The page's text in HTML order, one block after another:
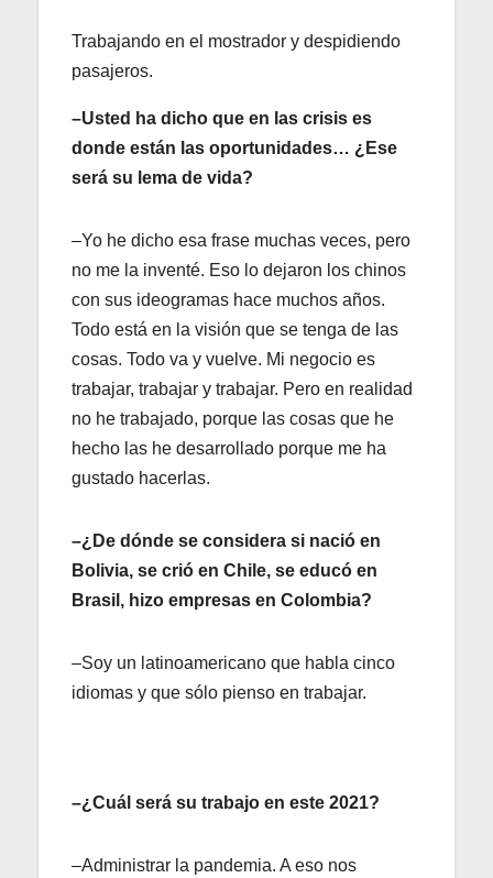
Trabajando en el mostrador y despidiendo
pasajeros.
–Usted ha dicho que en las crisis es
donde están las oportunidades… ¿Ese
será su lema de vida?
–Yo he dicho esa frase muchas veces, pero
no me la inventé. Eso lo dejaron los chinos
con sus ideogramas hace muchos años.
Todo está en la visión que se tenga de las
cosas. Todo va y vuelve. Mi negocio es
trabajar, trabajar y trabajar. Pero en realidad
no he trabajado, porque las cosas que he
hecho las he desarrollado porque me ha
gustado hacerlas.
–¿De dónde se considera si nació en
Bolivia, se crió en Chile, se educó en
Brasil, hizo empresas en Colombia?
–Soy un latinoamericano que habla cinco
idiomas y que sólo pienso en trabajar.
–¿Cuál será su trabajo en este 2021?
–Administrar la pandemia. A eso nos